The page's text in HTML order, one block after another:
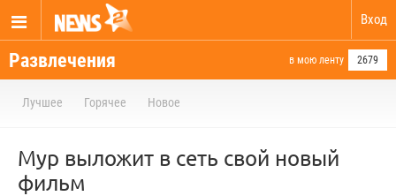
Вход
Развлечения в мою ленту 2679
Лучшее Горячее Новое
Мур выложит в сеть свой новый
фильм